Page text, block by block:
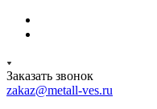
Заказать звонок
zakaz@metall-ves.ru